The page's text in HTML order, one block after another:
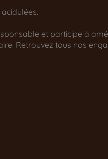
et participe à
Retrouvez tous nos